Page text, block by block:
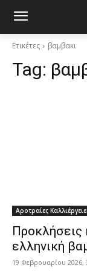
Ετικέτες βαμβακι
Tag:
Αροτραίες
Προκλήσεις
ελληνική
19 Φεβρουαρίου 2026,